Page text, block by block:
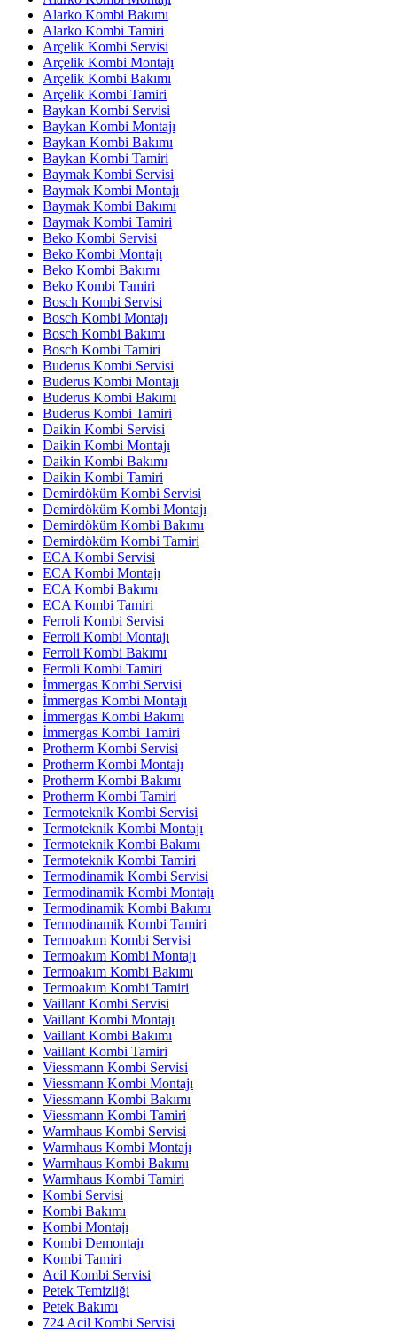
Alarko Kombi Bakımı
Alarko Kombi Tamiri
Arçelik Kombi Servisi
Arçelik Kombi Montajı
Arçelik Kombi Bakımı
Arçelik Kombi Tamiri
Baykan Kombi Servisi
Baykan Kombi Montajı
Baykan Kombi Bakımı
Baykan Kombi Tamiri
Baymak Kombi Servisi
Baymak Kombi Montajı
Baymak Kombi Bakımı
Baymak Kombi Tamiri
Beko Kombi Servisi
Beko Kombi Montajı
Beko Kombi Bakımı
Beko Kombi Tamiri
Bosch Kombi Servisi
Bosch Kombi Montajı
Bosch Kombi Bakımı
Bosch Kombi Tamiri
Buderus Kombi Servisi
Buderus Kombi Montajı
Buderus Kombi Bakımı
Buderus Kombi Tamiri
Daikin Kombi Servisi
Daikin Kombi Montajı
Daikin Kombi Bakımı
Daikin Kombi Tamiri
Demirdöküm Kombi Servisi
Demirdöküm Kombi Montajı
Demirdöküm Kombi Bakımı
Demirdöküm Kombi Tamiri
ECA Kombi Servisi
ECA Kombi Montajı
ECA Kombi Bakımı
ECA Kombi Tamiri
Ferroli Kombi Servisi
Ferroli Kombi Montajı
Ferroli Kombi Bakımı
Ferroli Kombi Tamiri
İmmergas Kombi Servisi
İmmergas Kombi Montajı
İmmergas Kombi Bakımı
İmmergas Kombi Tamiri
Protherm Kombi Servisi
Protherm Kombi Montajı
Protherm Kombi Bakımı
Protherm Kombi Tamiri
Termoteknik Kombi Servisi
Termoteknik Kombi Montajı
Termoteknik Kombi Bakımı
Termoteknik Kombi Tamiri
Termodinamik Kombi Servisi
Termodinamik Kombi Montajı
Termodinamik Kombi Bakımı
Termodinamik Kombi Tamiri
Termoakım Kombi Servisi
Termoakım Kombi Montajı
Termoakım Kombi Bakımı
Termoakım Kombi Tamiri
Vaillant Kombi Servisi
Vaillant Kombi Montajı
Vaillant Kombi Bakımı
Vaillant Kombi Tamiri
Viessmann Kombi Servisi
Viessmann Kombi Montajı
Viessmann Kombi Bakımı
Viessmann Kombi Tamiri
Warmhaus Kombi Servisi
Warmhaus Kombi Montajı
Warmhaus Kombi Bakımı
Warmhaus Kombi Tamiri
Kombi Servisi
Kombi Bakımı
Kombi Montajı
Kombi Demontajı
Kombi Tamiri
Acil Kombi Servisi
Petek Temizliği
Petek Bakımı
724 Acil Kombi Servisi